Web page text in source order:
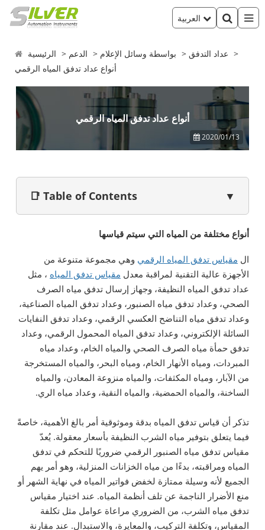
الرئيسية الدعم بواسطة وسائل الإعلام
عداد التدفق
أنواع عداد تدفق المياه الرقمي
أنواع عداد تدفق المياه الرقمي
2020/01/13
📑 Table of Contents ▼
أنواع مختلفة من المياه التي سيتم قياسها
ال مقياس تدفق المياه الرقمي وهي مجموعة متنوعة من
الأجهزة عالية التقنية لمراقبة معدل مقياس تدفق المياه ، مثل
عداد تدفق المياه النظيفة، وجهاز إرسال تدفق مياه الصرف
الصحي، وعداد تدفق مياه الصنبور، وعداد تدفق المياه الصناعية،
وعداد تدفق مياه التناضح العكسي الرقمي، وعداد تدفق النفايات
السائلة الإلكتروني، وعداد تدفق المياه المحمول الرقمي، وعداد
تدفق حمأة مياه الصرف الصحي والمياه الخام، وعداد مياه
المبردات، ومياه الأنهار الخام، ومياه البحر، والمياه المستخرجة
من الآبار، ومياه المكثفات، والمياه منزوعة المعادن، والمياه
الساخنة، والمياه الحمضية، والمياه النقية، وعداد مياه الري.
تذكر أن قياس تدفق المياه بدقة وموثوقية أمر بالغ الأهمية، خاصةً
فيما يتعلق بتوفير مياه الشرب النظيفة بأسعار معقولة. يُعدّ
مقياس تدفق مياه الصنبور الرقمي ضروريًا للتحكم في تدفق
المياه ومراقبته، بدءًا من مياه الخزانات المنزلية، وهو أمر يهم
الجميع لأنه وسيلة ممتازة لخفض فواتير المياه في نهاية الشهر أو
منع الأضرار الناجمة عن تلف أنظمة المياه. عند اختيار مقياس
تدفق مياه الشرب، من الضروري مراعاة عوامل مثل تكلفة
المقياس، وتكلفة التركيب، والمعايرة، والاستبدال. عند مقارنة